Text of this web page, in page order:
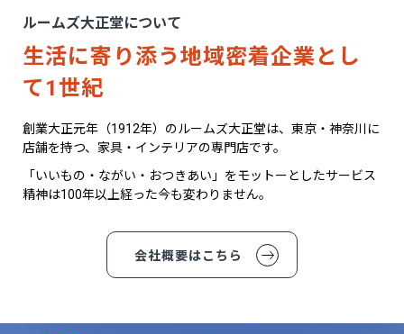
ルームズ大正堂について
生活に寄り添う地域密着企業とし
て1世紀
創業大正元年（1912年）のルームズ大正堂は、東京・神奈川に
店舗を持つ、家具・インテリアの専門店です。
「いいもの・ながい・おつきあい」をモットーとしたサービス
精神は100年以上経った今も変わりません。
会社概要はこちら